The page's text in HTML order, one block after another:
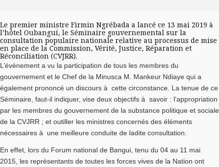
Le premier ministre Firmin Ngrébada a lancé ce 13 mai 2019 à
l’hôtel Oubangui, le Séminaire gouvernemental sur la
consultation populaire nationale relative au processus de mise
en place de la Commission, Vérité, Justice, Réparation et
Réconciliation (CVJRR).
L’évènement a vu la participation de tous les membres du
gouvernement et le Chef de la Minusca M. Mankeur Ndiaye qui a
également prononcé un discours à cette circonstance. La tenue de ce
Séminaire, faut-il indiquer, vise deux objectifs à savoir : l’appropriation
par les membres du gouvernement de la substance politique et sociale
de la CVJRR ; et outiller les ministres concernés des éléments
nécessaires à une meilleure conduite de ladite consultation.
En effet, lors du Forum national de Bangui, tenu du 04 au 11 mai
2015, les représentants de toutes les forces vives de la Nation ont